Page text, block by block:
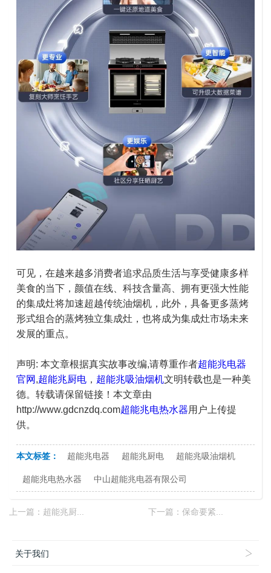
可见，在越来越多消费者追求品质生活与享受健康多样
美食的当下，颜值在线、科技含量高、拥有更强大性能
的集成灶将加速超越传统油烟机，此外，具备更多蒸烤
形式组合的蒸烤独立集成灶，也将成为集成灶市场未来
发展的重点。
声明: 本文章根据真实故事改编,请尊重作者超能兆电器
官网 ,超能兆厨电 ， 超能兆吸油烟机文明转载也是一种美
德。转载请保留链接！本文章由
http://www.gdcnzdq.com超能兆电热水器用户上传提
供。
本文标签： 超能兆电器 超能兆厨电 超能兆吸油烟机
超能兆电热水器 中山超能兆电器有限公司
上一篇： 超能兆厨... 下一篇： 保命要紧...
关于我们